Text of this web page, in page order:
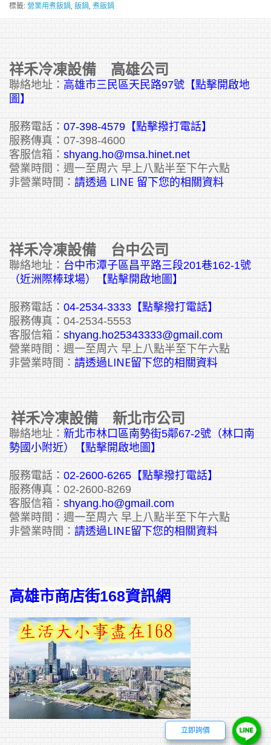
標籤: 營業用煮飯鍋, 飯鍋, 煮飯鍋
立即詢價
祥禾冷凍設備 高雄公司
聯絡地址： 高雄市三民區天民路97號【點擊開啟地
圖】
服務電話： 07-398-4579【點擊撥打電話】
服務傳真：07-398-4600
客服信箱： shyang.ho@msa.hinet.net
營業時間：週一至周六 早上八點半至下午六點
非營業時間： 請透過 LINE 留下您的相關資料
祥禾冷凍設備 台中公司
聯絡地址： 台中市潭子區昌平路三段201巷162-1號
（近洲際棒球場）【點擊開啟地圖】
服務電話： 04-2534-3333 【點擊撥打電話】
服務傳真：04-2534-5553
客服信箱： shyang.ho25343333@gmail.com
營業時間：週一至周六 早上八點半至下午六點
非營業時間： 請透過LINE留下您的相關資料
祥禾冷凍設備 新北市公司
聯絡地址： 新北市林口區南勢街5鄰67-2號（林口南
勢國小附近）【點擊開啟地圖】
服務電話： 02-2600-6265 【點擊撥打電話】
服務傳真：02-2600-8269
客服信箱： shyang.ho@gmail.com
營業時間：週一至周六 早上八點半至下午六點
非營業時間： 請透過LINE留下您的相關資料
高雄市商店街168資訊網